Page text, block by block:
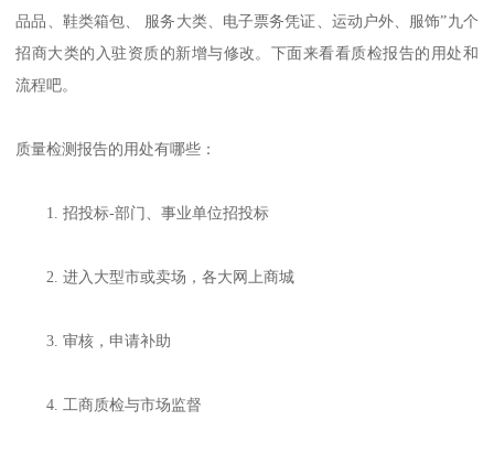
品品、鞋类箱包、 服务大类、电子票务凭证、运动户外、服饰”九个
招商大类的入驻资质的新增与修改。下面来看看质检报告的用处和
流程吧。
质量检测报告的用处有哪些：
1. 招投标-部门、事业单位招投标
2. 进入大型市或卖场，各大网上商城
3. 审核，申请补助
4. 工商质检与市场监督